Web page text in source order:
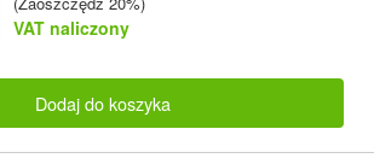
VAT naliczony
Dodaj do koszyka